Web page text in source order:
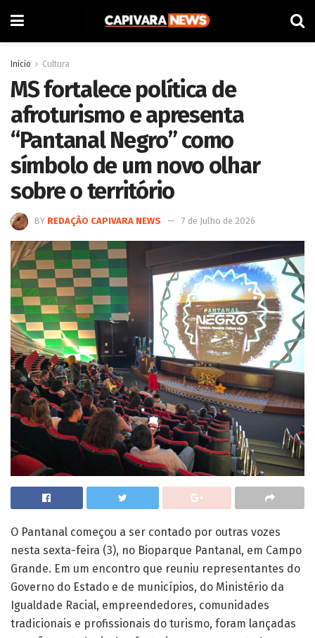
Inicio Cultura
MS fortalece política de
afroturismo e apresenta
“Pantanal Negro” como
símbolo de um novo olhar
sobre o território
BY REDAÇÃO CAPIVARA NEWS 7 de Julho de 2026
O Pantanal começou a ser contado por outras vozes
nesta sexta-feira (3), no Bioparque Pantanal, em Campo
Grande. Em um encontro que reuniu representantes do
Governo do Estado e de municípios, do Ministério da
Igualdade Racial, empreendedores, comunidades
tradicionais e profissionais do turismo, foram lançadas